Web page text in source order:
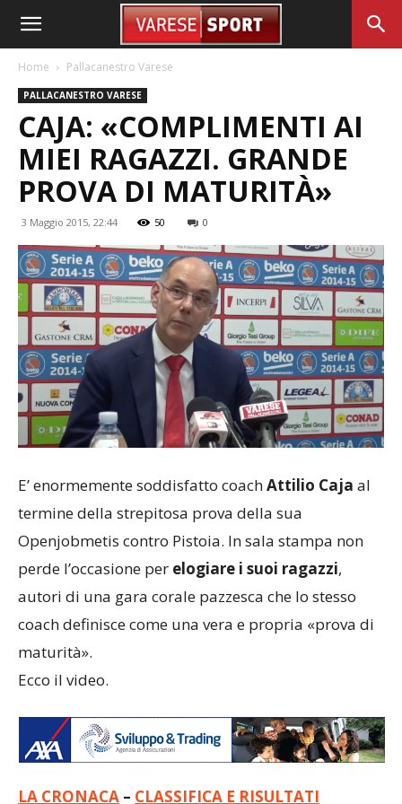
Home Pallacanestro Varese
PALLACANESTRO VARESE
CAJA: «COMPLIMENTI AI
MIEI RAGAZZI. GRANDE
PROVA DI MATURITÀ»
3 Maggio 2015, 22:44 50 0
E’ enormemente soddisfatto coachAttilio Caja al
termine della strepitosa prova della sua
Openjobmetis contro Pistoia. In sala stampa non
perde l’occasione per elogiare i suoi ragazzi,
autori di una gara corale pazzesca che lo stesso
coach definisce come una vera e propria «prova di
maturità».
Ecco il video.
LA CRONACA – CLASSIFICA E RISULTATI